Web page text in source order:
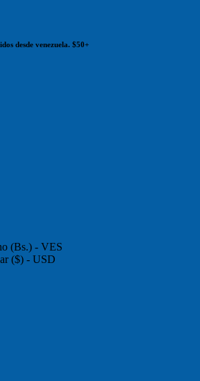
desde venezuela. $50+
(Bs.) - VES
($) - USD